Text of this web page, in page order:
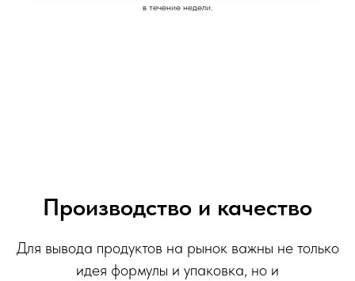
в течение недели.
Производство и качество
Для вывода продуктов на рынок важны не только
идея формулы и упаковка, но и